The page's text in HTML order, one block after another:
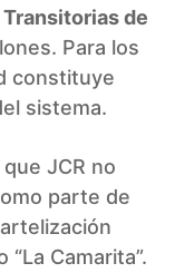
de
Para los
constituye
sistema.
JCR no
parte de
Camarita”.